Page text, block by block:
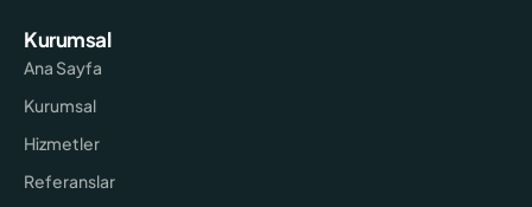
Kurumsal
Ana Sayfa
Kurumsal
Hizmetler
Referanslar